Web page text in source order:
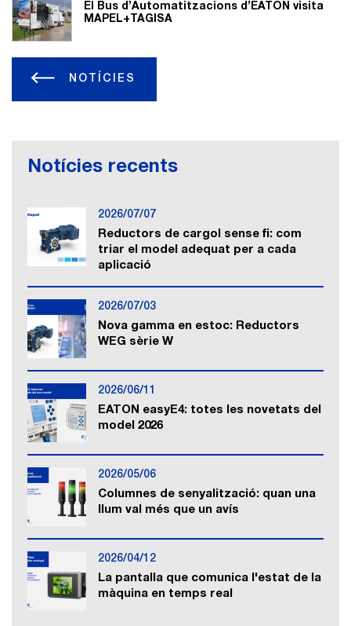
El Bus d’Automatitzacions d’EATON visita
MAPEL+TAGISA
NOTÍCIES
Notícies recents
2026/07/07
Reductors de cargol sense fi: com
triar el model adequat per a cada
aplicació
2026/07/03
Nova gamma en estoc: Reductors
WEG sèrie W
2026/06/11
EATON easyE4: totes les novetats del
model 2026
2026/05/06
Columnes de senyalització: quan una
llum val més que un avís
2026/04/12
La pantalla que comunica l'estat de la
màquina en temps real